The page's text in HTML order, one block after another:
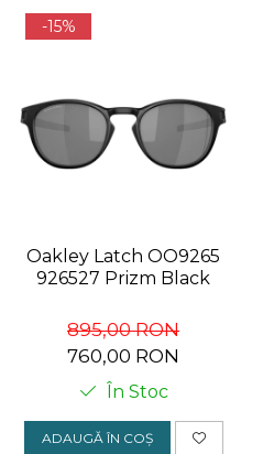
-15%
Oakley Latch OO9265
926527 Prizm Black
895,00 RON
760,00 RON
În Stoc
ADAUGĂ ÎN COȘ